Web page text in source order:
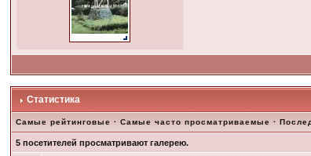
Статистика
Самые рейтинговые ·Самые часто просматриваемые ·
5 посетителей просматривают галерею.